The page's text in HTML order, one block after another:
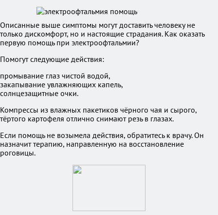
Описанные выше симптомы могут доставить человеку не
только дискомфорт, но и настоящие страдания. Как оказать
первую помощь при электроофтальмии?
Помогут следующие действия:
промывание глаз чистой водой,
закапывание увлажняющих капель,
солнцезащитные очки.
Компрессы из влажных пакетиков чёрного чая и сырого,
тёртого картофеля отлично снимают резь в глазах.
Если помощь не возымела действия, обратитесь к врачу. Он
назначит терапию, направленную на восстановление
роговицы.